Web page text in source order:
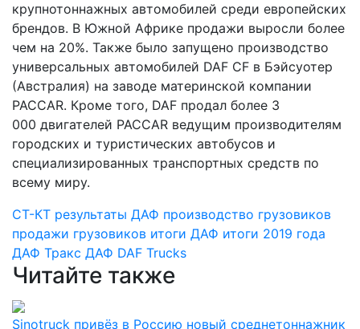
крупнотоннажных автомобилей среди европейских
брендов. В Южной Африке продажи выросли более
чем на 20%. Также было запущено производство
универсальных автомобилей DAF CF в Бэйсуотер
(Австралия) на заводе материнской компании
PACCAR. Кроме того, DAF продал более 3
000 двигателей PACCAR ведущим производителям
городских и туристических автобусов и
специализированных транспортных средств по
всему миру.
СТ-КТ результаты ДАФ производство грузовиков
продажи грузовиков итоги ДАФ итоги 2019 года
ДАФ Тракс ДАФ DAF Trucks
Читайте также
Sinotruck привёз в Россию новый среднетоннажник